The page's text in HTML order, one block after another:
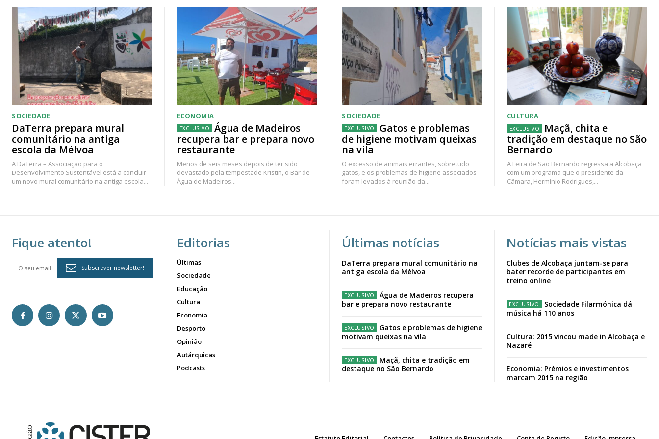
SOCIEDADE
DaTerra prepara mural
comunitário na antiga
escola da Mélvoa
A DaTerra – Associação para o
Desenvolvimento Sustentável está a concluir
um novo mural comunitário na antiga escola...
ECONOMIA
Água de Madeiros
recupera bar e prepara novo
restaurante
Menos de seis meses depois de ter sido
devastado pela tempestade Kristin, o Bar de
Água de Madeiros...
SOCIEDADE
Gatos e problemas
de higiene motivam queixas
na vila
O excesso de animais errantes, sobretudo
gatos, e os problemas de higiene associados
foram levados à reunião da...
CULTURA
Maçã, chita e
tradição em destaque no São
Bernardo
A Feira de São Bernardo regressa a Alcobaça
com um programa que o presidente da
Câmara, Hermínio Rodrigues,...
Fique atento!
Subscrever newsletter!
Editorias
Últimas
Sociedade
Educação
Cultura
Economia
Desporto
Opinião
Autárquicas
Podcasts
Últimas notícias
DaTerra prepara mural comunitário na
antiga escola da Mélvoa
Água de Madeiros recupera
bar e prepara novo restaurante
Gatos e problemas de higiene
motivam queixas na vila
Maçã, chita e tradição em
destaque no São Bernardo
Notícias mais vistas
Clubes de Alcobaça juntam-se para
bater recorde de participantes em
treino online
Sociedade Filarmónica dá
música há 110 anos
Cultura: 2015 vincou made in Alcobaça e
Nazaré
Economia: Prémios e investimentos
marcam 2015 na região